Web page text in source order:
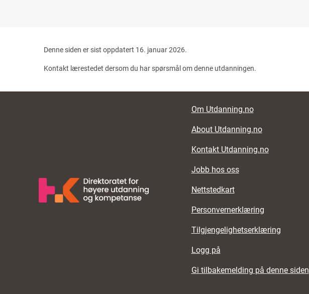
Denne siden er sist oppdatert 16. januar 2026.
Kontakt lærestedet dersom du har spørsmål om denne utdanningen.
Footer links
Om Utdanning.no
About Utdanning.no
Kontakt Utdanning.no
Jobb hos oss
Nettstedkart
Personvernerklæring
Tilgjengelighetserklæring
Logg på
Gi tilbakemelding på denne siden